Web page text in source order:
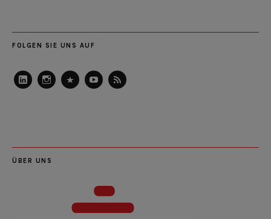
FOLGEN SIE UNS AUF
ÜBER UNS